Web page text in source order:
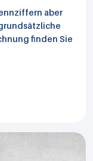
aber
finden Sie